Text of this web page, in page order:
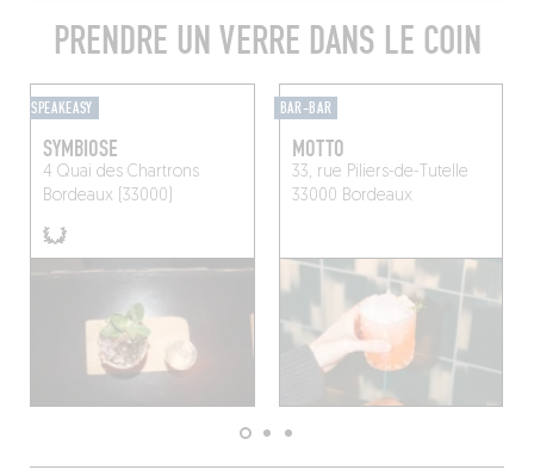
PRENDRE UN VERRE DANS LE COIN
SPEAKEASY
SYMBIOSE
4 Quai des Chartrons
Bordeaux (33000)
BAR-BAR
MOTTO
33, rue Piliers-de-Tutelle
33000 Bordeaux